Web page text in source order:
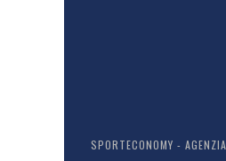
SPORTECONOMY -